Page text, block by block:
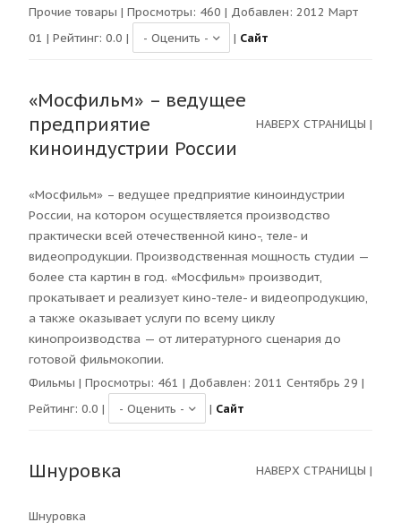
Прочие товары | Просмотры: 460 | Добавлен: 2012 Март
01 | Рейтинг: 0.0 | | Сайт
«Мосфильм» – ведущее
предприятие
киноиндустрии России
НАВЕРХ СТРАНИЦЫ |
«Мосфильм» – ведущее предприятие киноиндустрии
России, на котором осуществляется производство
практически всей отечественной кино-, теле- и
видеопродукции. Производственная мощность студии —
более ста картин в год. «Мосфильм» производит,
прокатывает и реализует кино-теле- и видеопродукцию,
а также оказывает услуги по всему циклу
кинопроизводства — от литературного сценария до
готовой фильмокопии.
Фильмы | Просмотры: 461 | Добавлен: 2011 Сентябрь 29 |
Рейтинг: 0.0 | | Сайт
Шнуровка НАВЕРХ СТРАНИЦЫ |
Шнуровка